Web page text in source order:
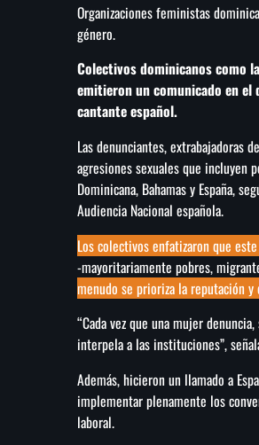
Organizaciones feministas
género.
Colectivos dominicanos como
emitieron un comunicado en el
cantante español.
Las denunciantes, extrabajadoras
agresiones sexuales que incluyen
Dominicana, Bahamas y España,
Audiencia Nacional española.
Los colectivos enfatizaron que
-mayoritariamente pobres,
menudo se prioriza la reputación
“Cada vez que una mujer
interpela a las instituciones”,
Además, hicieron un llamado a
implementar plenamente los
laboral.